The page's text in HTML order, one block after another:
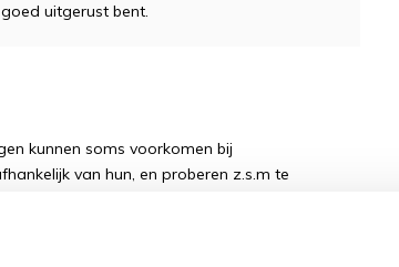
uitgerust bent.
kunnen soms voorkomen bij
van hun, en proberen z.s.m te